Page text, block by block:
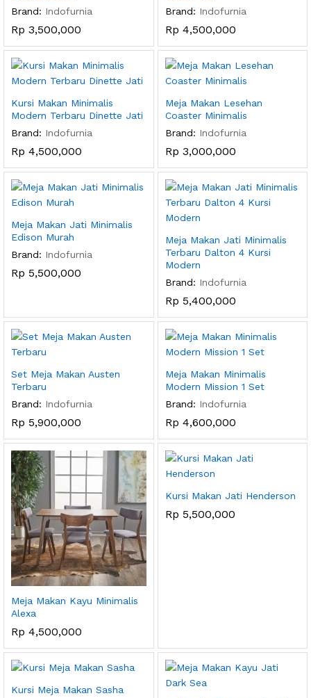
Brand: Indofurnia
Rp 3,500,000
Brand: Indofurnia
Rp 4,500,000
Kursi Makan Minimalis
Modern Terbaru Dinette Jati
Brand: Indofurnia
Rp 4,500,000
Meja Makan Lesehan
Coaster Minimalis
Brand: Indofurnia
Rp 3,000,000
Meja Makan Jati Minimalis
Edison Murah
Brand: Indofurnia
Rp 5,500,000
Meja Makan Jati Minimalis
Terbaru Dalton 4 Kursi
Modern
Brand: Indofurnia
Rp 5,400,000
Set Meja Makan Austen
Terbaru
Brand: Indofurnia
Rp 5,900,000
Meja Makan Minimalis
Modern Mission 1 Set
Brand: Indofurnia
Rp 4,600,000
Meja Makan Kayu Minimalis
Alexa
Rp 4,500,000
Kursi Makan Jati Henderson
Rp 5,500,000
Kursi Meja Makan Sasha